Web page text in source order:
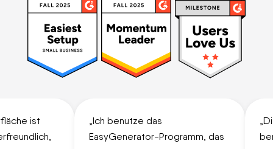
ist
„Ich benutze das
EasyGenerator-Programm, das